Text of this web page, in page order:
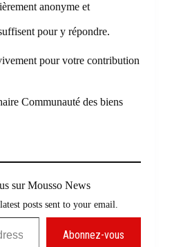
anonyme et
pour y répondre.
pour votre contribution
Communauté des biens
sur Mousso News
posts sent to your email.
Abonnez-vous